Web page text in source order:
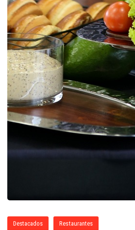
Destacados Restaurantes